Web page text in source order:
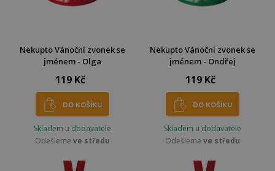
Nekupto Vánoční zvonek se
jménem - Olga
119 Kč
DO KOŠÍKU
Skladem u dodavatele
Odešleme ve středu
Nekupto Vánoční zvonek se
jménem - Ondřej
119 Kč
DO KOŠÍKU
Skladem u dodavatele
Odešleme ve středu